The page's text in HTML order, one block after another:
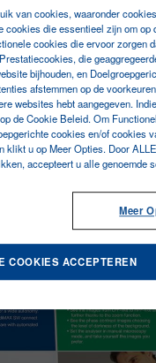
TECHNISCHE
SNELHEID,
van cookies, waaronder
cookies die essentieel zijn om op
cookies die ervoor zorgen
die
bijhouden, en
afstemmen op de
websites hebt aangegeven.
de Cookie Beleid. Om
cookies en/of cookies
klikt u op Meer Opties. Door
accepteert u alle genoemde
Meer
COOKIES ACCEPTEREN